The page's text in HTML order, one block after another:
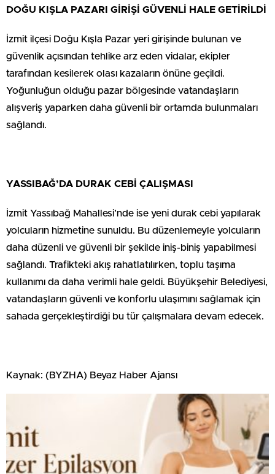
DOĞU KIŞLA PAZARI GİRİŞİ GÜVENLİ HALE GETİRİLDİ
İzmit ilçesi Doğu Kışla Pazar yeri girişinde bulunan ve
güvenlik açısından tehlike arz eden vidalar, ekipler
tarafından kesilerek olası kazaların önüne geçildi.
Yoğunluğun olduğu pazar bölgesinde vatandaşların
alışveriş yaparken daha güvenli bir ortamda bulunmaları
sağlandı.
YASSIBAĞ’DA DURAK CEBİ ÇALIŞMASI
İzmit Yassıbağ Mahallesi’nde ise yeni durak cebi yapılarak
yolcuların hizmetine sunuldu. Bu düzenlemeyle yolcuların
daha düzenli ve güvenli bir şekilde iniş-biniş yapabilmesi
sağlandı. Trafikteki akış rahatlatılırken, toplu taşıma
kullanımı da daha verimli hale geldi. Büyükşehir Belediyesi,
vatandaşların güvenli ve konforlu ulaşımını sağlamak için
sahada gerçekleştirdiği bu tür çalışmalara devam edecek.
Kaynak: (BYZHA) Beyaz Haber Ajansı